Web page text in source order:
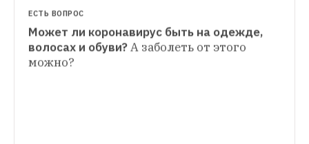
ГИД THE VILLAGE
ГИД THE VILLAGE
Садовод-любитель:
Красивые и практичные вещи для дома,
ЕСТЬ ВОПРОС
Может ли коронавирус быть на одежде,
волосах и обуви?А заболеть от этого
можно?